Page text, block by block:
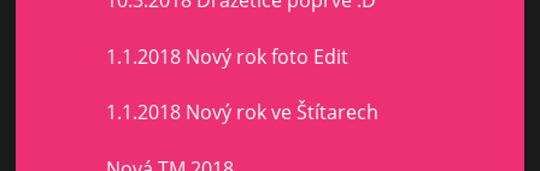
1.1.2018 Nový rok foto Edit
1.1.2018 Nový rok ve Štítarech